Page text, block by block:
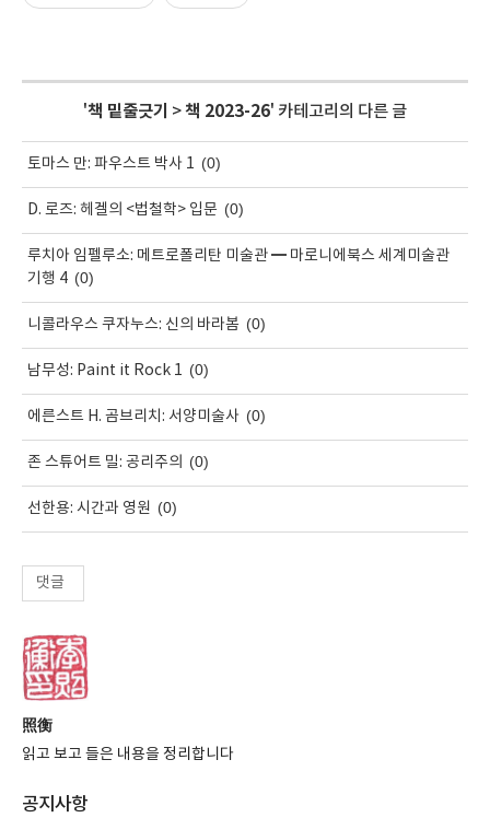
'책 밑줄긋기 >책 2023-26' 카테고리의 다른 글
토마스 만: 파우스트 박사 1 (0)
D. 로즈: 헤겔의 <법철학> 입문 (0)
루치아 임펠루소: 메트로폴리탄 미술관 ━ 마로니에북스 세계미술관
기행 4 (0)
니콜라우스 쿠자누스: 신의 바라봄 (0)
남무성: Paint it Rock 1 (0)
에른스트 H. 곰브리치: 서양미술사 (0)
존 스튜어트 밀: 공리주의 (0)
선한용: 시간과 영원 (0)
댓글
照衡
읽고 보고 들은 내용을 정리합니다
공지사항